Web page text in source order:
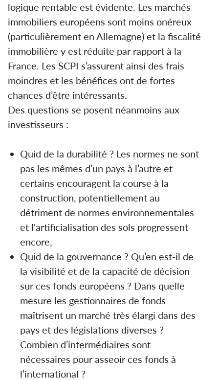
logique rentable est évidente. Les marchés
immobiliers européens sont moins onéreux
(particulièrement en Allemagne) et la fiscalité
immobilière y est réduite par rapport à la
France. Les SCPI s’assurent ainsi des frais
moindres et les bénéfices ont de fortes
chances d’être intéressants.
Des questions se posent néanmoins aux
investisseurs :
Quid de la durabilité ? Les normes ne sont
pas les mêmes d’un pays à l’autre et
certains encouragent la course à la
construction, potentiellement au
détriment de normes environnementales
et l'artificialisation des sols progressent
encore,
Quid de la gouvernance ? Qu’en est-il de
la visibilité et de la capacité de décision
sur ces fonds européens ? Dans quelle
mesure les gestionnaires de fonds
maîtrisent un marché très élargi dans des
pays et des législations diverses ?
Combien d’intermédiaires sont
nécessaires pour asseoir ces fonds à
l’international ?